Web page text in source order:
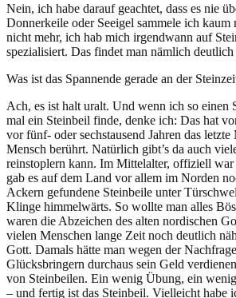
Nein, ich habe darauf geachtet, dass es nie
Donnerkeile oder Seeigel sammele ich kaum
nicht mehr, ich hab mich irgendwann auf
spezialisiert. Das findet man nämlich deutlich
Was ist das Spannende gerade an der
Ach, es ist halt uralt. Und wenn ich so einen
mal ein Steinbeil finde, denke ich: Das hat
vor fünf- oder sechstausend Jahren das
Mensch berührt. Natürlich gibt’s da auch
reinstoplern kann. Im Mittelalter, offiziell war
gab es auf dem Land vor allem im Norden
Ackern gefundene Steinbeile unter
Klinge himmelwärts. So wollte man alles
waren die Abzeichen des alten nordischen
vielen Menschen lange Zeit noch deutlich
Gott. Damals hätte man wegen der
Glücksbringern durchaus sein Geld
von Steinbeilen. Ein wenig Übung, ein
– und fertig ist das Steinbeil. Vielleicht habe